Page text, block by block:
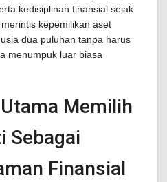
kedisiplinan finansial sejak
kepemilikan aset
dua puluhan tanpa harus
menumpuk luar biasa
Memilih
Sebagai
Finansial